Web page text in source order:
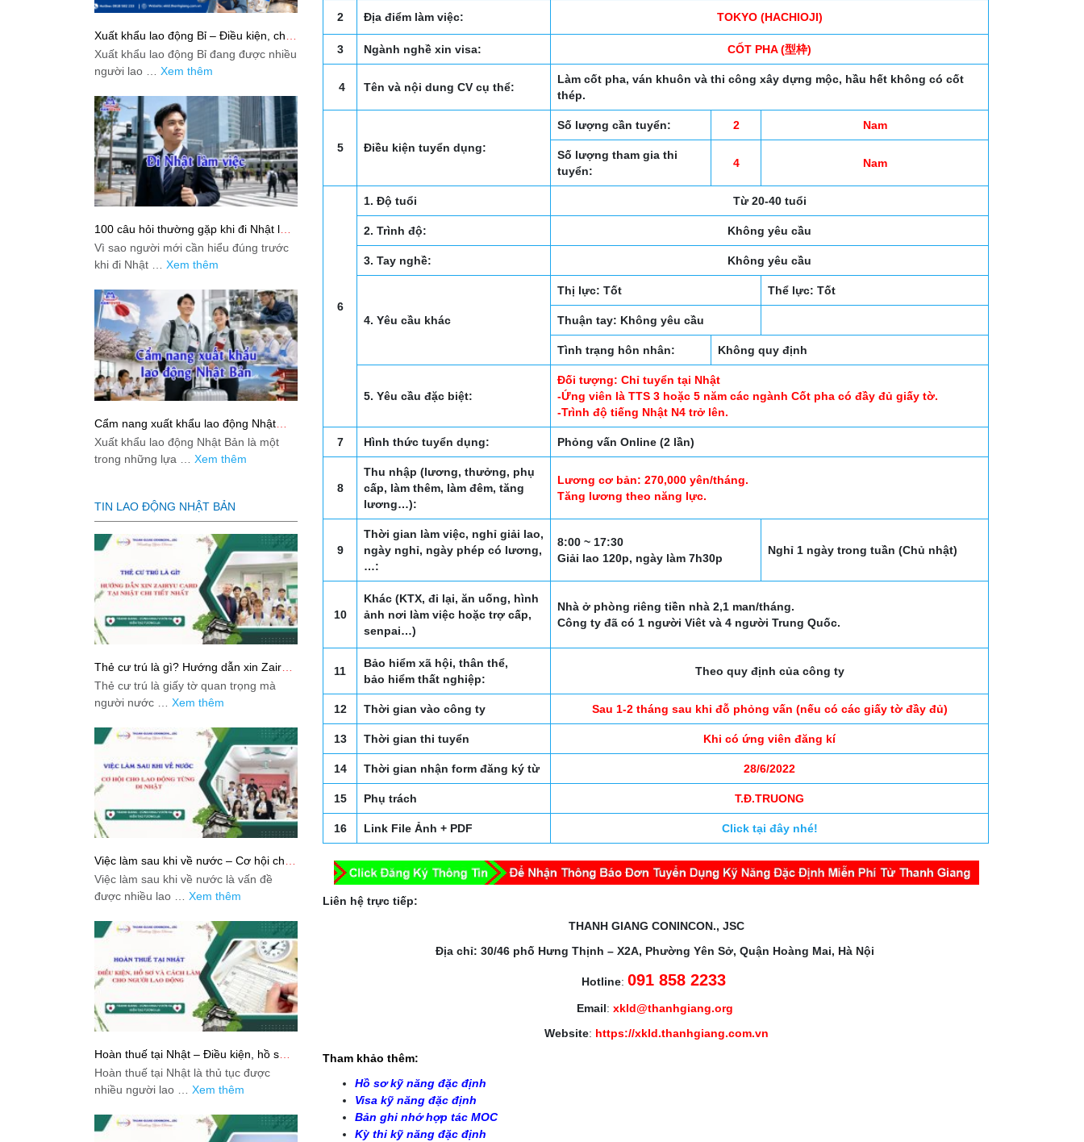
2 Địa điểm làm việc: TOKYO (HACHIOJI)
3 Ngành nghề xin visa: CỐT PHA (型枠)
4 Tên và nội dung CV cụ thể:
Làm cốt pha, ván khuôn và thi công xây dựng mộc, hầu hết không có cốt
thép.
5 Điều kiện tuyển dụng:
Số lượng cần tuyển: 2 Nam
Số lượng tham gia thi
tuyển:
4 Nam
6
1. Độ tuổi Từ 20-40 tuổi
2. Trình độ: Không yêu cầu
3. Tay nghề: Không yêu cầu
4. Yêu cầu khác
Thị lực: Tốt Thể lực: Tốt
Thuận tay: Không yêu cầu
Tình trạng hôn nhân: Không quy định
5. Yêu cầu đặc biệt:
Đối tượng: Chỉ tuyển tại Nhật
-Ứng viên là TTS 3 hoặc 5 năm các ngành Cốt pha có đầy đủ giấy tờ.
-Trình độ tiếng Nhật N4 trở lên.
7 Hình thức tuyển dụng: Phỏng vấn Online (2 lần)
8
Thu nhập (lương, thưởng, phụ
cấp, làm thêm, làm đêm, tăng
lương…):
Lương cơ bản: 270,000 yên/tháng.
Tăng lương theo năng lực.
9
Thời gian làm việc, nghỉ giải lao,
ngày nghỉ, ngày phép có lương,
…:
8:00 ~ 17:30
Giải lao 120p, ngày làm 7h30p
Nghỉ 1 ngày trong tuần (Chủ nhật)
10
Khác (KTX, đi lại, ăn uống, hình
ảnh nơi làm việc hoặc trợ cấp,
senpai…)
Nhà ở phòng riêng tiền nhà 2,1 man/tháng.
Công ty đã có 1 người Viêt và 4 người Trung Quốc.
11
Bảo hiểm xã hội, thân thể,
bảo hiểm thất nghiệp:
Theo quy định của công ty
12 Thời gian vào công ty Sau 1-2 tháng sau khi đỗ phỏng vấn (nếu có các giấy tờ đầy đủ)
13 Thời gian thi tuyển Khi có ứng viên đăng kí
14 Thời gian nhận form đăng ký từ 28/6/2022
15 Phụ trách T.Đ.TRUONG
16 Link File Ảnh + PDF Click tại đây nhé!
Liên hệ trực tiếp:
THANH GIANG CONINCON., JSC
Địa chỉ: 30/46 phố Hưng Thịnh – X2A, Phường Yên Sở, Quận Hoàng Mai, Hà Nội
Hotline:091 858 2233
Email: xkld@thanhgiang.org
Website: https://xkld.thanhgiang.com.vn
Tham khảo thêm:
Hồ sơ kỹ năng đặc định
Visa kỹ năng đặc định
Bản ghi nhớ hợp tác MOC
Kỳ thi kỹ năng đặc định
Xuất khẩu lao động Bỉ – Điều kiện, chi
phí, mức lương và quy trình chuẩn cho
người lao động
Xuất khẩu lao động Bỉ đang được nhiều
người lao … Xem thêm
100 câu hỏi thường gặp khi đi Nhật làm
việc: Giải đáp thật dễ hiểu cho người
mới bắt đầu
Vì sao người mới cần hiểu đúng trước
khi đi Nhật … Xem thêm
Cẩm nang xuất khẩu lao động Nhật
Bản từ A-Z
Xuất khẩu lao động Nhật Bản là một
trong những lựa … Xem thêm
TIN LAO ĐỘNG NHẬT BẢN
Thẻ cư trú là gì? Hướng dẫn xin Zairyu
Card tại Nhật chi tiết nhất
Thẻ cư trú là giấy tờ quan trọng mà
người nước … Xem thêm
Việc làm sau khi về nước – Cơ hội cho
lao động từng đi Nhật
Việc làm sau khi về nước là vấn đề
được nhiều lao … Xem thêm
Hoàn thuế tại Nhật – Điều kiện, hồ sơ
và cách làm cho người lao động
Hoàn thuế tại Nhật là thủ tục được
nhiều người lao … Xem thêm